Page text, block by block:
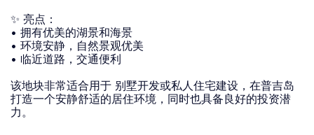
✨ 亮点：
• 拥有优美的湖景和海景
• 环境安静，自然景观优美
• 临近道路，交通便利
该地块非常适合用于 别墅开发或私人住宅建设，在普吉岛
打造一个安静舒适的居住环境，同时也具备良好的投资潜
力。